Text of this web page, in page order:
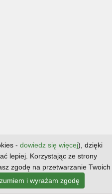
- dowiedz się więcej), dzięki
lepiej. Korzystając ze strony
zgodę na przetwarzanie Twoich
i wyrażam zgodę